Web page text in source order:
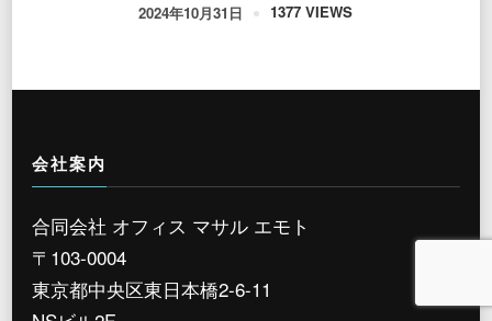
2024年10月31日 1377 VIEWS
会社案内
合同会社 オフィス マサル エモト
〒103-0004
東京都中央区東日本橋2-6-11